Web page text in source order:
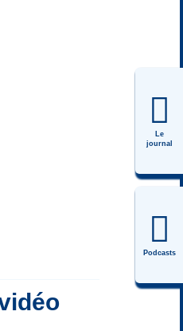
Le
journal
Podcasts